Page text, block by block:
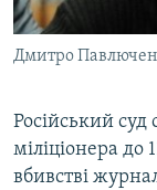
КРИМ РЕАЛІЇ
УКР
КТАТ
Дмитро
Російський суд
міліціонера до
вбивстві